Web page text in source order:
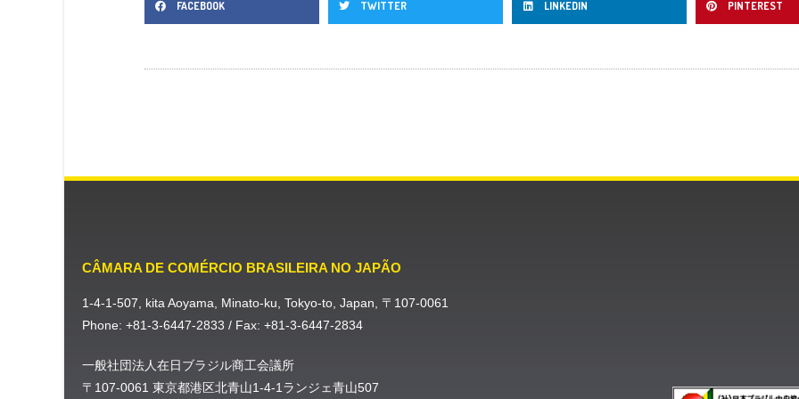
FACEBOOK TWITTER LINKEDIN PINTEREST
CÂMARA DE COMÉRCIO BRASILEIRA NO JAPÃO
1-4-1-507, kita Aoyama, Minato-ku, Tokyo-to, Japan, 〒107-0061
Phone: +81-3-6447-2833 / Fax: +81-3-6447-2834
一般社団法人在日ブラジル商工会議所
〒107-0061 東京都港区北青山1-4-1ランジェ青山507